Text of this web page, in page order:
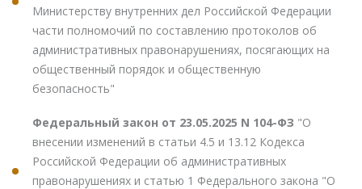
Министерству внутренних дел Российской Федерации
части полномочий по составлению протоколов об
административных правонарушениях, посягающих на
общественный порядок и общественную
безопасность"
Федеральный закон от 23.05.2025 N 104-ФЗ "О
внесении изменений в статьи 4.5 и 13.12 Кодекса
Российской Федерации об административных
правонарушениях и статью 1 Федерального закона "О